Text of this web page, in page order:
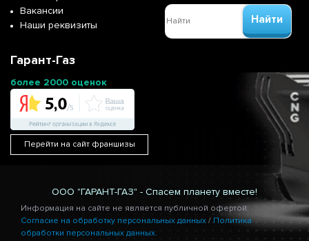
Вакансии
Наши реквизиты
Найти
Гарант-Газ
более 2000 оценок
Перейти на сайт франшизы
ООО "ГАРАНТ-ГАЗ" - Спасем планету вместе!
Информация на сайте не является публичной офертой.
Согласие на обработку персональных данных / Политика
обработки персональных данных.